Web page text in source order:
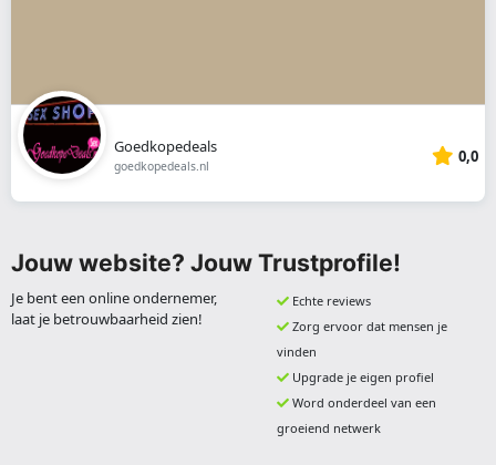
Goedkopedeals
goedkopedeals.nl 0,0
Jouw website? Jouw Trustprofile!
Je bent een online ondernemer,
laat je betrouwbaarheid zien!
Echte reviews
Zorg ervoor dat mensen je
vinden
Upgrade je eigen profiel
Word onderdeel van een
groeiend netwerk